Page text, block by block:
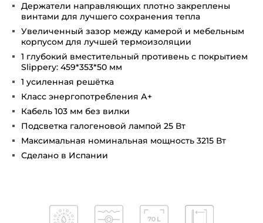
Держатели направляющих плотно закреплены
винтами для лучшего сохранения тепла
Увеличенный зазор между камерой и мебельным
корпусом для лучшей термоизоляции
1 глубокий вместительный противень с покрытием
Slippery: 459*353*50 мм
1 усиленная решётка
Класс энергопотребления А+
Кабель 103 мм без вилки
Подсветка галогеновой лампой 25 Вт
Максимальная номинальная мощность 3215 Вт
Сделано в Испании